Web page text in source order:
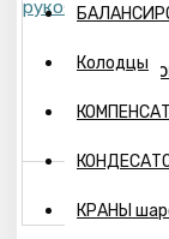
Колодцы
КРАНЫ
Затвор
ЗПТЛ-